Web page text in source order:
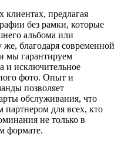
клиентах, предлагая
без рамки, которые
альбома или
благодаря современной
мы гарантируем
и исключительное
фото. Опыт и
позволяет
обслуживания, что
для всех, кто
не только в
формате.